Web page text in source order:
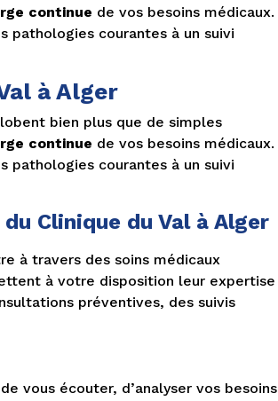
continue de vos besoins médicaux.
pathologies courantes à un suivi
à Alger
bien plus que de simples
continue de vos besoins médicaux.
pathologies courantes à un suivi
Clinique du Val à Alger
à travers des soins médicaux
à votre disposition leur expertise
préventives, des suivis
vous écouter, d’analyser vos besoins